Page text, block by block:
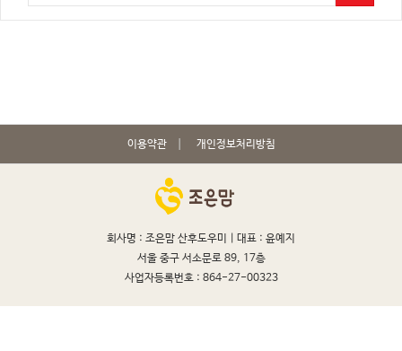
이용약관 개인정보처리방침
회사명 : 조은맘 산후도우미 | 대표 : 윤예지
서울 중구 서소문로 89, 17층
사업자등록번호 : 864-27-00323